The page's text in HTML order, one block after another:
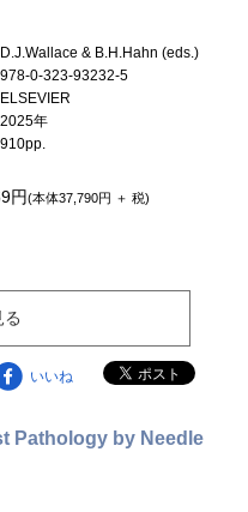
D.J.Wallace & B.H.Hahn (eds.)
978-0-323-93232-5
ELSEVIER
2025年
910pp.
円(本体37,790円 ＋ 税)
いいね
Pathology by Needle